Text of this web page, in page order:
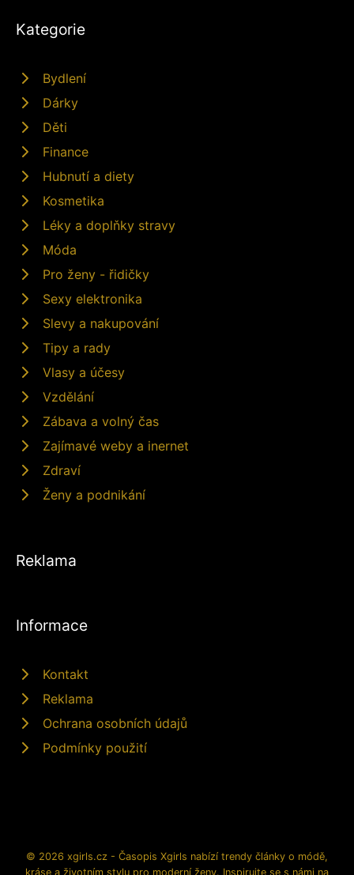
Kategorie
Bydlení
Dárky
Děti
Finance
Hubnutí a diety
Kosmetika
Léky a doplňky stravy
Móda
Pro ženy - řidičky
Sexy elektronika
Slevy a nakupování
Tipy a rady
Vlasy a účesy
Vzdělání
Zábava a volný čas
Zajímavé weby a inernet
Zdraví
Ženy a podnikání
Reklama
Informace
Kontakt
Reklama
Ochrana osobních údajů
Podmínky použití
© 2026 xgirls.cz - Časopis Xgirls nabízí trendy články o módě,
kráse a životním stylu pro moderní ženy. Inspirujte se s námi na